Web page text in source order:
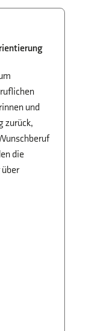
und
zurück,
die